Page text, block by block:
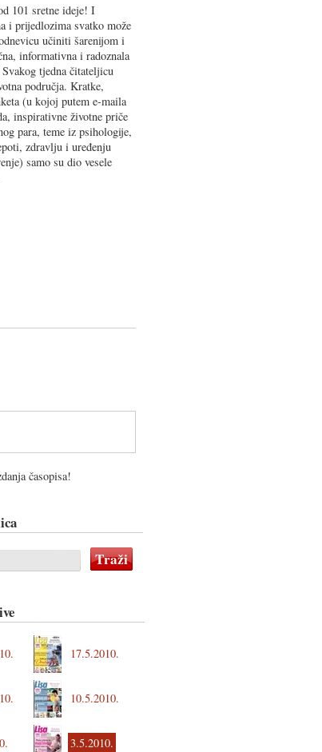
101 sretne ideje! I
i prijedlozima svatko može
učiniti šarenijom i
informativna i radoznala
tjedna čitateljicu
područja. Kratke,
(u kojoj putem e-maila
inspirativne životne priče
para, teme iz psihologije,
zdravlju i uređenju
samo su dio vesele
časopisa!
17.5.2010.
10.5.2010.
3.5.2010.